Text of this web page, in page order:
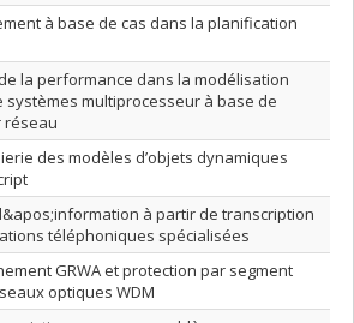
à base de cas dans la planification
la performance dans la modélisation
systèmes multiprocesseur à base de
réseau
des modèles d’objets dynamiques
à partir de transcription
téléphoniques spécialisées
GRWA et protection par segment
optiques WDM